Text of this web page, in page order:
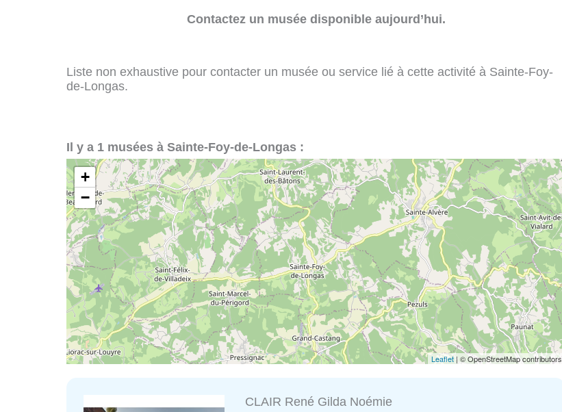
Contactez un musée disponible aujourd’hui.
Liste non exhaustive pour contacter un musée ou service lié à cette activité à Sainte-Foy-
de-Longas.
Il y a 1 musées à Sainte-Foy-de-Longas :
+
−
Leaflet | © OpenStreetMap contributors
CLAIR René Gilda Noémie